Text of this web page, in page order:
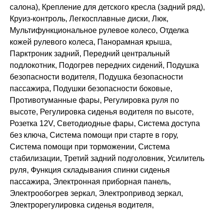
салона), Крепление для детского кресла (задний ряд),
Круиз-контроль, Легкосплавные диски, Люк,
Мультифункциональное рулевое колесо, Отделка
кожей рулевого колеса, Панорамная крыша,
Парктроник задний, Передний центральный
подлокотник, Подогрев передних сидений, Подушка
безопасности водителя, Подушка безопасности
пассажира, Подушки безопасности боковые,
Противотуманные фары, Регулировка руля по
высоте, Регулировка сиденья водителя по высоте,
Розетка 12V, Светодиодные фары, Система доступа
без ключа, Система помощи при старте в гору,
Система помощи при торможении, Система
стабилизации, Третий задний подголовник, Усилитель
руля, Функция складывания спинки сиденья
пассажира, Электронная приборная панель,
Электрообогрев зеркал, Электропривод зеркал,
Электрорегулировка сиденья водителя,